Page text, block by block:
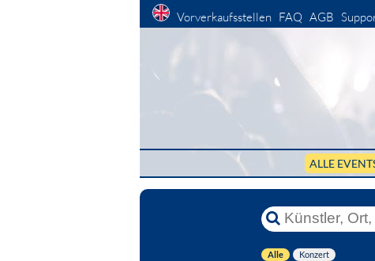
Vorverkaufsstellen FAQ AGB
ALLE
Alle Konzert